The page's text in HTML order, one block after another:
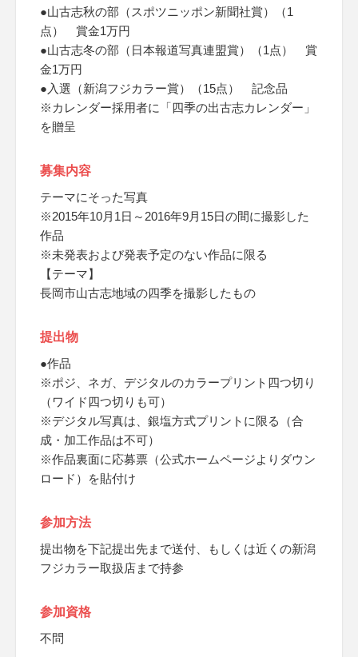
●山古志秋の部（スポツニッポン新聞社賞）（1
点） 賞金1万円
●山古志冬の部（日本報道写真連盟賞）（1点） 賞
金1万円
●入選（新潟フジカラー賞）（15点） 記念品
※カレンダー採用者に「四季の出古志カレンダー」
を贈呈
募集内容
テーマにそった写真
※2015年10月1日～2016年9月15日の間に撮影した
作品
※未発表および発表予定のない作品に限る
【テーマ】
長岡市山古志地域の四季を撮影したもの
提出物
●作品
※ポジ、ネガ、デジタルのカラープリント四つ切り
（ワイド四つ切りも可）
※デジタル写真は、銀塩方式プリントに限る（合
成・加工作品は不可）
※作品裏面に応募票（公式ホームページよりダウン
ロード）を貼付け
参加方法
提出物を下記提出先まで送付、もしくは近くの新潟
フジカラー取扱店まで持参
参加資格
不問